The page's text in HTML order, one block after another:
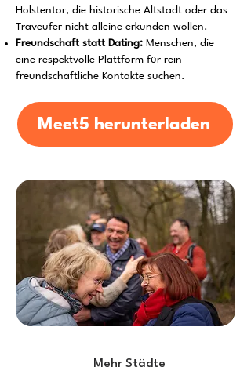
Holstentor, die historische Altstadt oder das
Traveufer nicht alleine erkunden wollen.
Freundschaft statt Dating: Menschen, die
eine respektvolle Plattform für rein
freundschaftliche Kontakte suchen.
Meet5 herunterladen
Mehr Städte